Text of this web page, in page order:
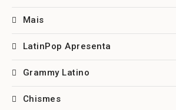
Mais
LatinPop Apresenta
Grammy Latino
Chismes